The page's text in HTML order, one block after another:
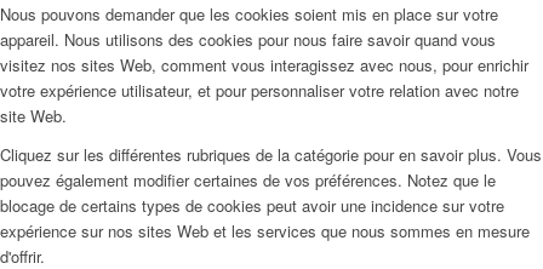
Nous pouvons demander que les cookies soient mis en place sur votre
appareil. Nous utilisons des cookies pour nous faire savoir quand vous
visitez nos sites Web, comment vous interagissez avec nous, pour enrichir
votre expérience utilisateur, et pour personnaliser votre relation avec notre
site Web.
Cliquez sur les différentes rubriques de la catégorie pour en savoir plus. Vous
pouvez également modifier certaines de vos préférences. Notez que le
blocage de certains types de cookies peut avoir une incidence sur votre
expérience sur nos sites Web et les services que nous sommes en mesure
d'offrir.